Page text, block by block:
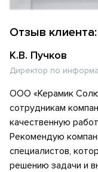
Отзыв клиента:
К.В. Пучков
Директор по
ООО «Керамик
сотрудникам
качественную
Рекомендую
специалистов,
решению задачи и